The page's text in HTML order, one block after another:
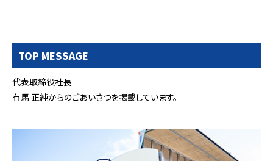
TOP MESSAGE
代表取締役社長
有馬 正純からのごあいさつを掲載しています。